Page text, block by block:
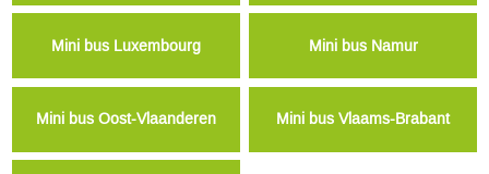
Mini bus Luxembourg Mini bus Namur
Mini bus Oost-Vlaanderen Mini bus Vlaams-Brabant